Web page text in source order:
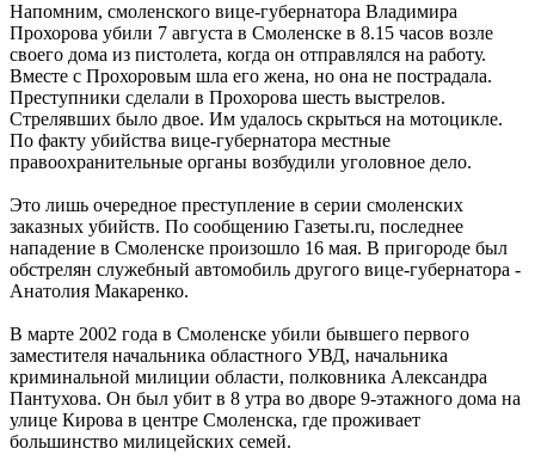
Напомним, смоленского вице-губернатора Владимира
Прохорова убили 7 августа в Смоленске в 8.15 часов возле
своего дома из пистолета, когда он отправлялся на работу.
Вместе с Прохоровым шла его жена, но она не пострадала.
Преступники сделали в Прохорова шесть выстрелов.
Стрелявших было двое. Им удалось скрыться на мотоцикле.
По факту убийства вице-губернатора местные
правоохранительные органы возбудили уголовное дело.
Это лишь очередное преступление в серии смоленских
заказных убийств. По сообщению Газеты.ru, последнее
нападение в Смоленске произошло 16 мая. В пригороде был
обстрелян служебный автомобиль другого вице-губернатора -
Анатолия Макаренко.
В марте 2002 года в Смоленске убили бывшего первого
заместителя начальника областного УВД, начальника
криминальной милиции области, полковника Александра
Пантухова. Он был убит в 8 утра во дворе 9-этажного дома на
улице Кирова в центре Смоленска, где проживает
большинство милицейских семей.